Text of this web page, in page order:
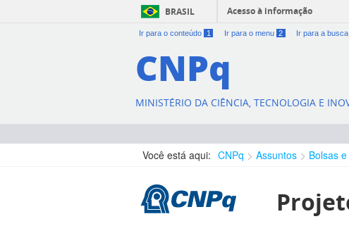
BRASIL Acesso à informação
Ir para o conteúdo 1 Ir para o menu 2 Ir para a busca
CNPq
MINISTÉRIO DA CIÊNCIA, TECNOLOGIA E
Você está aqui: CNPq Assuntos Bolsas